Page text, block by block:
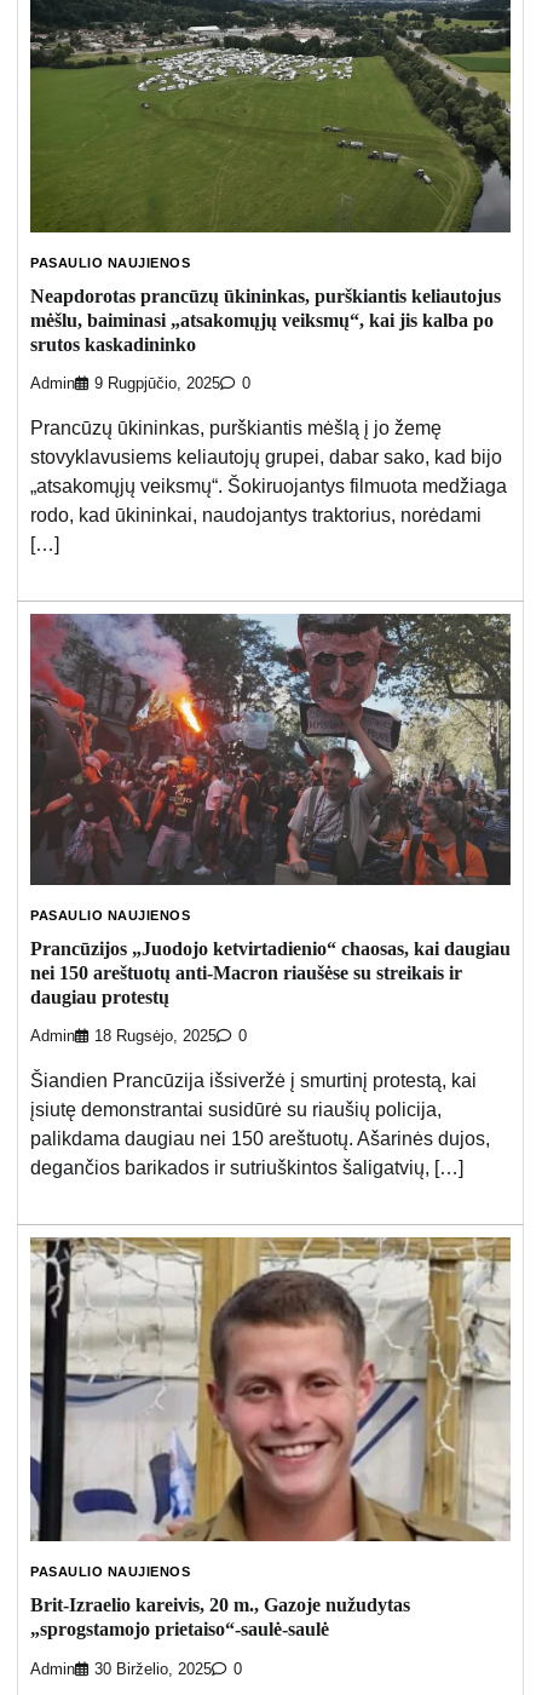
PASAULIO NAUJIENOS
Neapdorotas prancūzų ūkininkas, purškiantis keliautojus
mėšlu, baiminasi „atsakomųjų veiksmų“, kai jis kalba po
srutos kaskadininko
Admin 9 Rugpjūčio, 2025 0
Prancūzų ūkininkas, purškiantis mėšlą į jo žemę
stovyklavusiems keliautojų grupei, dabar sako, kad bijo
„atsakomųjų veiksmų“. Šokiruojantys filmuota medžiaga
rodo, kad ūkininkai, naudojantys traktorius, norėdami
[…]
PASAULIO NAUJIENOS
Prancūzijos „Juodojo ketvirtadienio“ chaosas, kai daugiau
nei 150 areštuotų anti-Macron riaušėse su streikais ir
daugiau protestų
Admin 18 Rugsėjo, 2025 0
Šiandien Prancūzija išsiveržė į smurtinį protestą, kai
įsiutę demonstrantai susidūrė su riaušių policija,
palikdama daugiau nei 150 areštuotų. Ašarinės dujos,
degančios barikados ir sutriuškintos šaligatvių, […]
PASAULIO NAUJIENOS
Brit-Izraelio kareivis, 20 m., Gazoje nužudytas
„sprogstamojo prietaiso“-saulė-saulė
Admin 30 Birželio, 2025 0